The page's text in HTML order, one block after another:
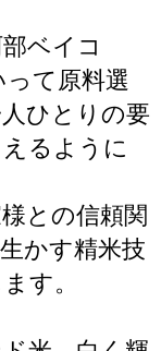
ベイコ
て原料選
ひとりの要
るように
との信頼関
かす精米技
す。